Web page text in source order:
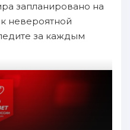
запланировано на
невероятной
за каждым